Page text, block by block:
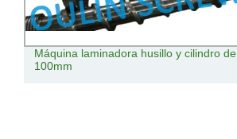
Máquina laminadora husillo y cilindro de
100mm